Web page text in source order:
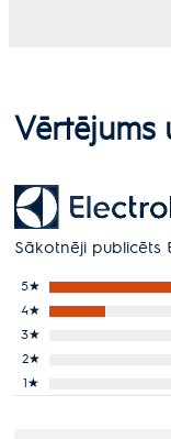
Vērtējums
Sākotnēji publicēts
5★
4★
3★
2★
1★